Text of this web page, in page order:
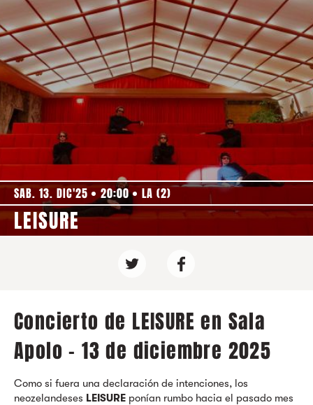
SAB. 13. DIC'25 20:00 LA (2)
LEISURE
Concierto de LEISURE en Sala
Apolo - 13 de diciembre 2025
Como si fuera una declaración de intenciones, los
neozelandeses LEISURE ponían rumbo hacia el pasado mes